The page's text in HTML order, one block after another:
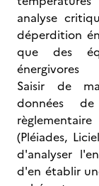
analyse
déperdition
que des
énergivores
Saisir de
données
(Pléiades,
d'analyser
d'en établir